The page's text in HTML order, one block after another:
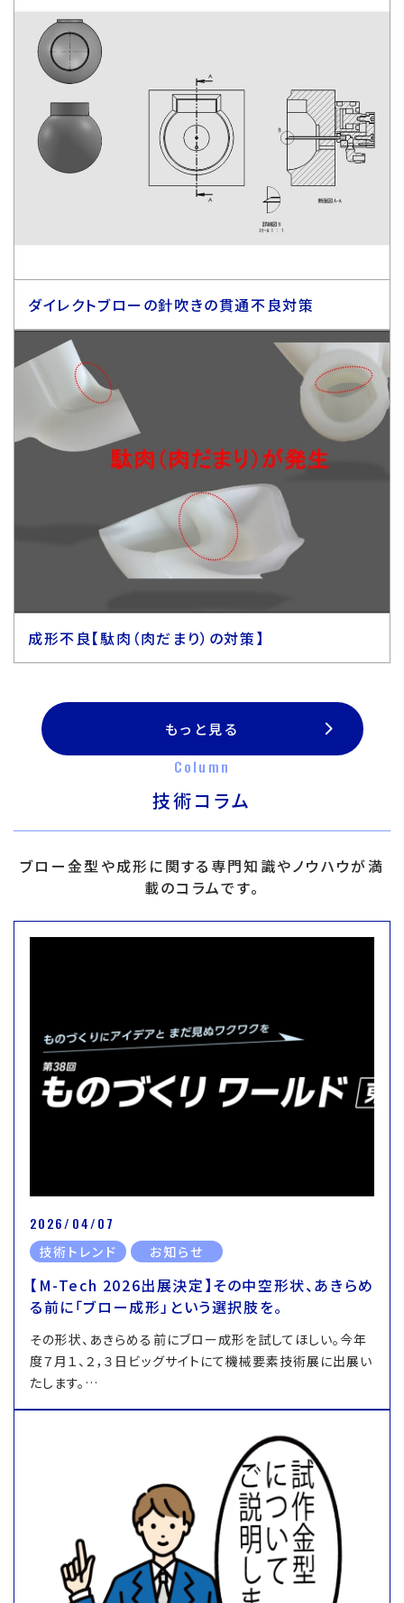
ダイレクトブローの針吹きの貫通不良対策
成形不良【駄肉（肉だまり）の対策】
もっと見る
Column
技術コラム
ブロー金型や成形に関する専門知識やノウハウが満
載のコラムです。
2026/04/07
技術トレンド お知らせ
【M-Tech 2026出展決定】その中空形状、あきらめ
る前に「ブロー成形」という選択肢を。
その形状、あきらめる前にブロー成形を試してほしい。今年
度７月１、２，３日ビッグサイトにて機械要素技術展に出展い
たします。…